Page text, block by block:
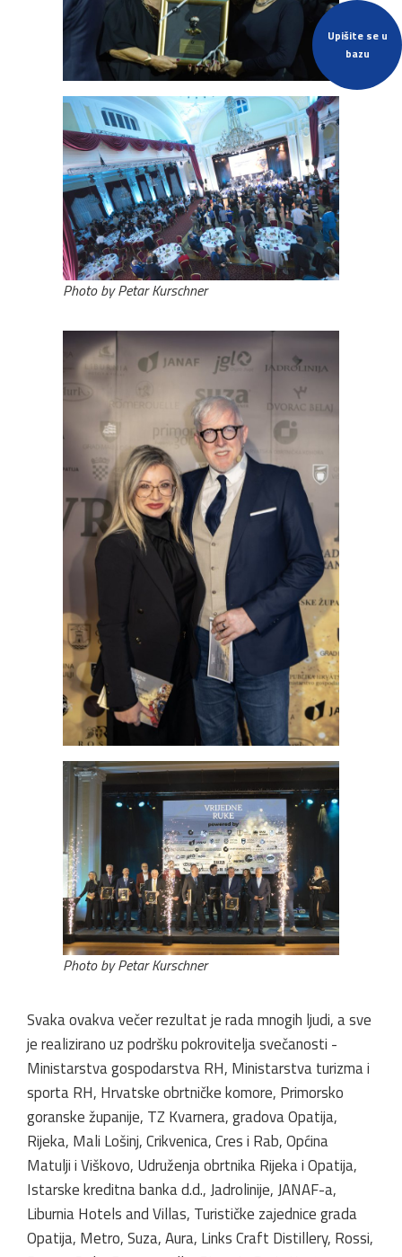
Upišite se u
bazu
Photo by Petar Kurschner
Photo by Petar Kurschner
Svaka ovakva večer rezultat je rada mnogih ljudi, a sve
je realizirano uz podršku pokrovitelja svečanosti -
Ministarstva gospodarstva RH, Ministarstva turizma i
sporta RH, Hrvatske obrtničke komore, Primorsko
goranske županije, TZ Kvarnera, gradova Opatija,
Rijeka, Mali Lošinj, Crikvenica, Cres i Rab, Općina
Matulji i Viškovo, Udruženja obrtnika Rijeka i Opatija,
Istarske kreditna banka d.d., Jadrolinije, JANAF-a,
Liburnia Hotels and Villas, Turističke zajednice grada
Opatija, Metro, Suza, Aura, Links Craft Distillery, Rossi,